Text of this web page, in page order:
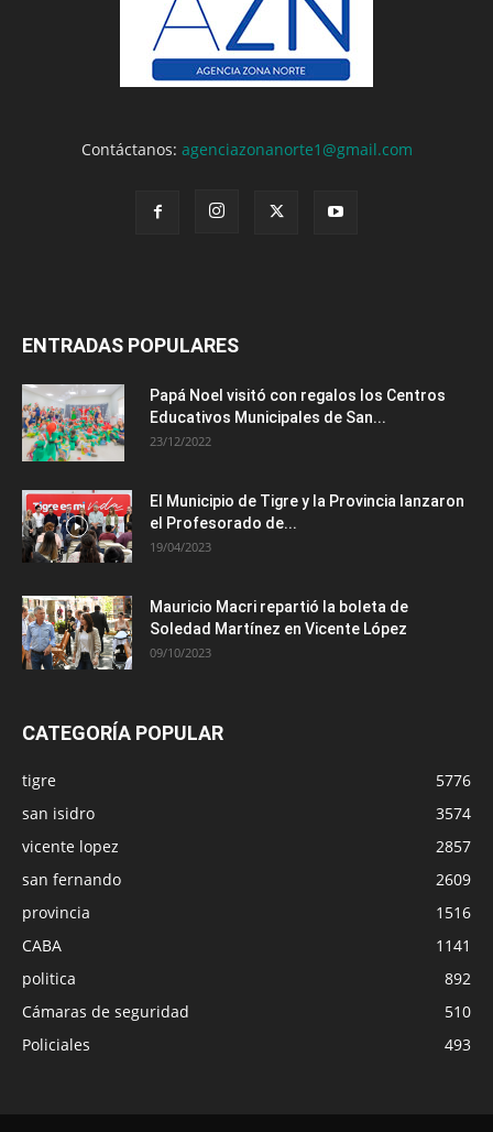
Contáctanos: agenciazonanorte1@gmail.com
ENTRADAS POPULARES
Papá Noel visitó con regalos los Centros
Educativos Municipales de San...
23/12/2022
El Municipio de Tigre y la Provincia lanzaron
el Profesorado de...
19/04/2023
Mauricio Macri repartió la boleta de
Soledad Martínez en Vicente López
09/10/2023
CATEGORÍA POPULAR
tigre
5776
san isidro
3574
vicente lopez
2857
san fernando
2609
provincia
1516
CABA
1141
politica
892
Cámaras de seguridad
510
Policiales
493